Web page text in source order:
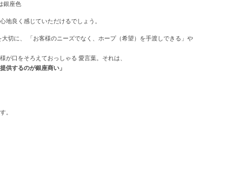
銀座色
地良く感じていただけるでしょう。
切に、 「お客様のニーズでなく、ホープ（希望）を手渡しできる」や
が口をそろえておっしゃる 愛言葉。それは、
供するのが銀座商い」
。